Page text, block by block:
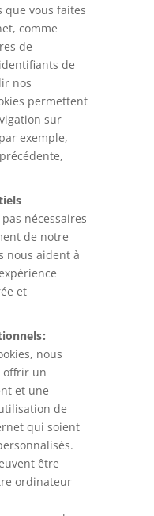
que vous faites
comme
de
de
nos
permettent
sur
exemple,
nécessaires
de notre
nous aident à
et
:
nous
offrir un
et une
de
qui soient
être
ordinateur